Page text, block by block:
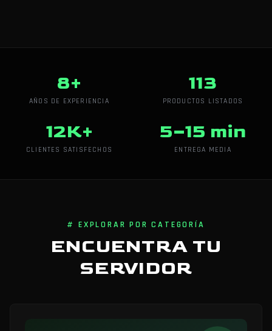
8+
AÑOS DE EXPERIENCIA
113
PRODUCTOS LISTADOS
12K+
CLIENTES SATISFECHOS
5–15 min
ENTREGA MEDIA
# EXPLORAR POR CATEGORÍA
ENCUENTRA TU
SERVIDOR